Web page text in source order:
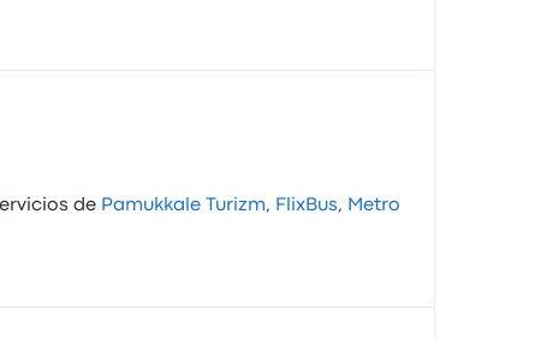
de Pamukkale Turizm, FlixBus, Metro